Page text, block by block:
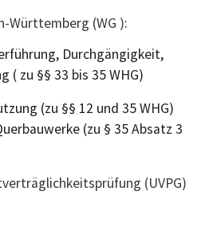
Württemberg (WG ):
Durchgängigkeit,
( zu §§ 33 bis 35 WHG)
(zu §§ 12 und 35 WHG)
(zu § 35 Absatz 3
(UVPG)